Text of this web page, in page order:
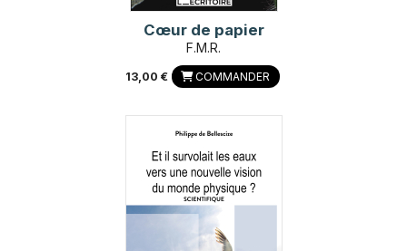
Cœur de papier
F.M.R.
13,00 € COMMANDER